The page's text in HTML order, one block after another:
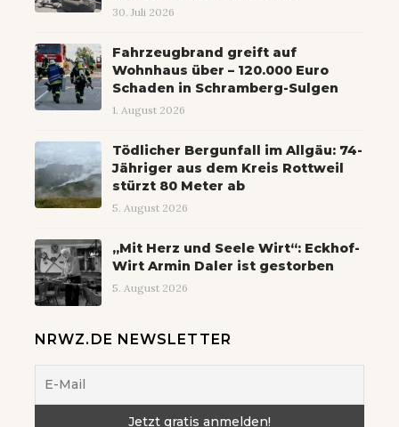
30. Juli 2026
Fahrzeugbrand greift auf
Wohnhaus über – 120.000 Euro
Schaden in Schramberg-Sulgen
1. August 2026
Tödlicher Bergunfall im Allgäu: 74-
Jähriger aus dem Kreis Rottweil
stürzt 80 Meter ab
5. August 2026
„Mit Herz und Seele Wirt“: Eckhof-
Wirt Armin Daler ist gestorben
5. August 2026
NRWZ.DE NEWSLETTER